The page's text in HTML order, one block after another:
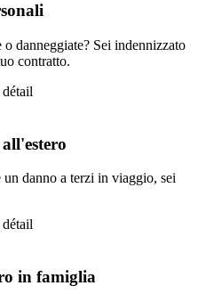
danneggiate? Sei indennizzato
contratto.
danno a terzi in viaggio, sei
in famiglia